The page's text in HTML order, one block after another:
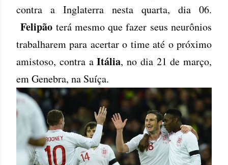
contra a Inglaterra nesta quarta, dia 06.
Felipão terá mesmo que fazer seus neurônios
trabalharem para acertar o time até o próximo
amistoso, contra aItália, no dia 21 de março,
em Genebra, na Suíça.